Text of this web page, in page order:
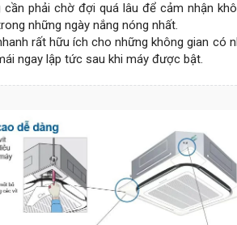
cần phải chờ đợi quá lâu để cảm nhận
những ngày nắng nóng nhất.
rất hữu ích cho những không gian có
ngay lập tức sau khi máy được bật.